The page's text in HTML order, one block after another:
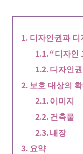
디자인권과 디
“디자인
디자인
보호 대상의
이미지
건축물
내장
요약